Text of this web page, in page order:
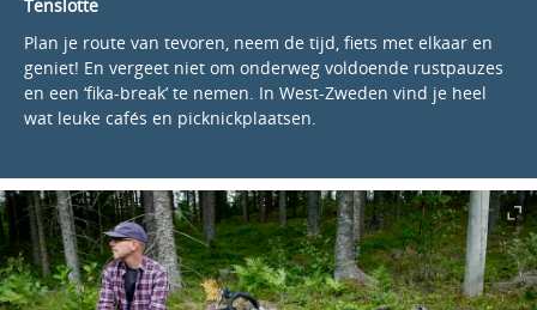
Tenslotte
Plan je route van tevoren, neem de tijd, fiets met elkaar en
geniet! En vergeet niet om onderweg voldoende rustpauzes
en een ‘fika-break’ te nemen. In West-Zweden vind je heel
wat leuke cafés en picknickplaatsen.